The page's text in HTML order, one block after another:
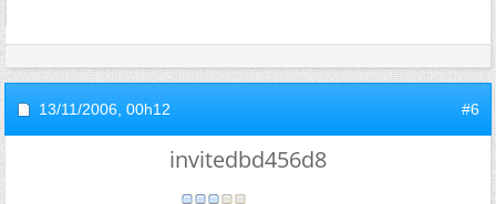
13/11/2006, 00h12 #6
invitedbd456d8